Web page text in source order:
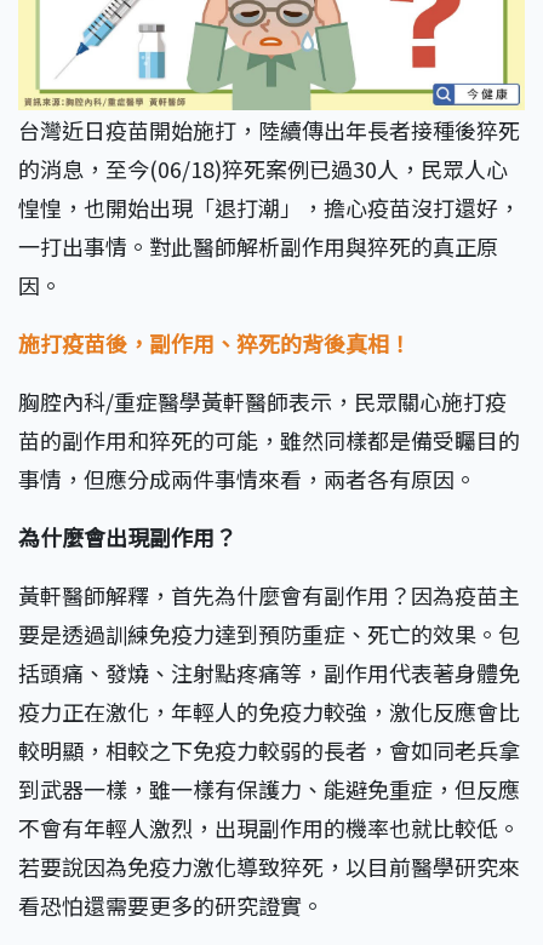
台灣近日疫苗開始施打，陸續傳出年長者接種後猝死
的消息，至今(06/18)猝死案例已過30人，民眾人心
惶惶，也開始出現「退打潮」，擔心疫苗沒打還好，
一打出事情。對此醫師解析副作用與猝死的真正原
因。
施打疫苗後，副作用、猝死的背後真相！
胸腔內科/重症醫學黃軒醫師表示，民眾關心施打疫
苗的副作用和猝死的可能，雖然同樣都是備受矚目的
事情，但應分成兩件事情來看，兩者各有原因。
為什麼會出現副作用？
黃軒醫師解釋，首先為什麼會有副作用？因為疫苗主
要是透過訓練免疫力達到預防重症、死亡的效果。包
括頭痛、發燒、注射點疼痛等，副作用代表著身體免
疫力正在激化，年輕人的免疫力較強，激化反應會比
較明顯，相較之下免疫力較弱的長者，會如同老兵拿
到武器一樣，雖一樣有保護力、能避免重症，但反應
不會有年輕人激烈，出現副作用的機率也就比較低。
若要說因為免疫力激化導致猝死，以目前醫學研究來
看恐怕還需要更多的研究證實。